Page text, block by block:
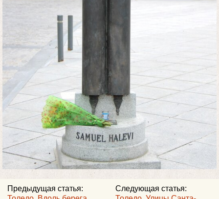
Следующая статья:
Предыдущая статья: